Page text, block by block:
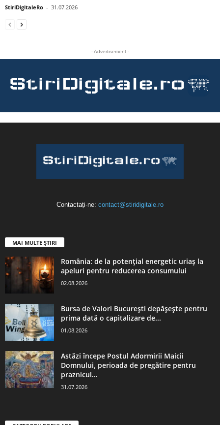
StiriDigitaleRo - 31.07.2026
- Advertisement -
Contactați-ne: contact@stiridigitale.ro
MAI MULTE ȘTIRI
România: de la potențial energetic uriaș la
apeluri pentru reducerea consumului
02.08.2026
Bursa de Valori București depășește pentru
prima dată o capitalizare de...
01.08.2026
Astăzi începe Postul Adormirii Maicii
Domnului, perioada de pregătire pentru
praznicul...
31.07.2026